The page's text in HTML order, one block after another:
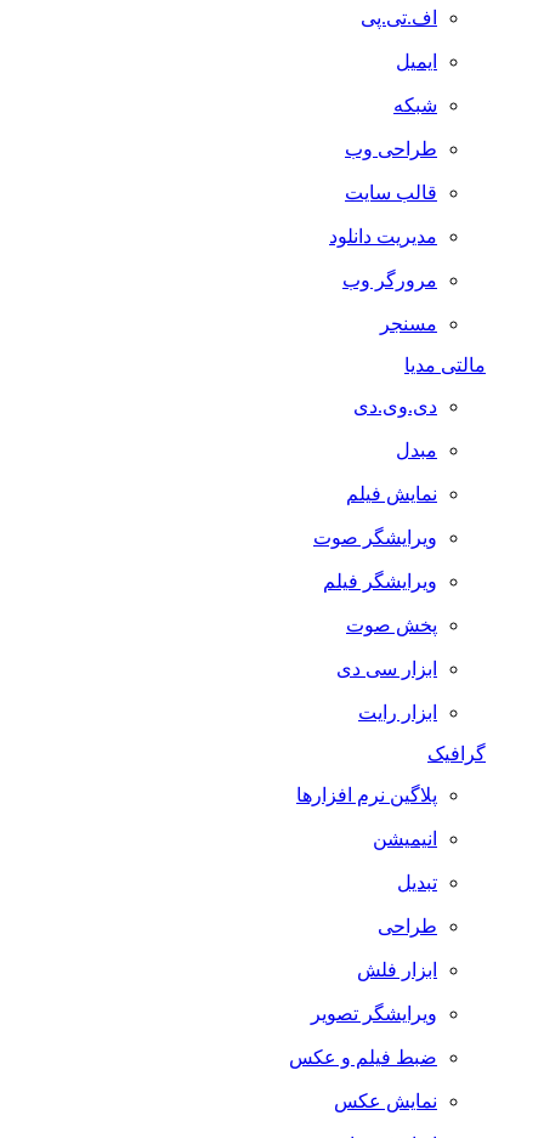
اف.تی.پی
ایمیل
شبکه
طراحی وب
قالب سایت
مدیریت دانلود
مرورگر وب
مسنجر
مالتی مدیا
دی.وی.دی
مبدل
نمایش فیلم
ویرایشگر صوت
ویرایشگر فیلم
پخش صوت
ابزار سی دی
ابزار رایت
گرافیک
پلاگین نرم افزارها
انیمیشن
تبدیل
طراحی
ابزار فلش
ویرایشگر تصویر
ضبط فيلم و عكس
نمایش عکس